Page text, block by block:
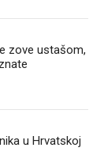
zove ustašom,
u Hrvatskoj